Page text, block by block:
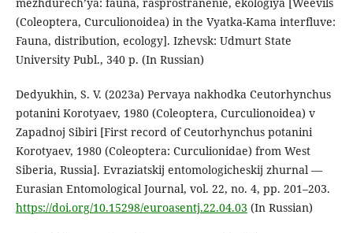
(Coleoptera, Curculionoidea) in the Vyatka-Kama interfluve:
Fauna, distribution, ecology]. Izhevsk: Udmurt State
University Publ., 340 p. (In Russian)
Dedyukhin, S. V. (2023a) Pervaya nakhodka Ceutorhynchus
potanini Korotyaev, 1980 (Coleoptera, Curculionoidea) v
Zapadnoj Sibiri [First record of Ceutorhynchus potanini
Korotyaev, 1980 (Coleoptera: Curculionidae) from West
Siberia, Russia]. Evraziatskij entomologicheskij zhurnal —
Eurasian Entomological Journal, vol. 22, no. 4, pp. 201–203.
https://doi.org/10.15298/euroasentj.22.04.03 (In Russian)